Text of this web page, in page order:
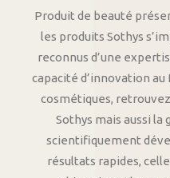
Produit de beauté
les produits Sothys
reconnus d’une
capacité d’innovation
cosmétiques,
Sothys mais aussi la
scientifiquement
résultats rapides,